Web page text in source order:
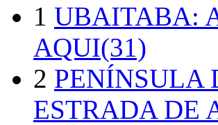
1 UBAITABA:
AQUI(31)
2 PENÍNSULA
ESTRADA DE